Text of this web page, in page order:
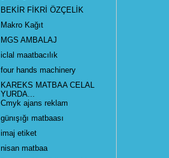
BEKİR FİKRİ ÖZÇELİK
Makro Kağıt
MGS AMBALAJ
iclal maatbacılık
four hands machinery
KAREKS MATBAA CELAL
YURDA...
Cmyk ajans reklam
günışığı matbaası
imaj etiket
nisan matbaa